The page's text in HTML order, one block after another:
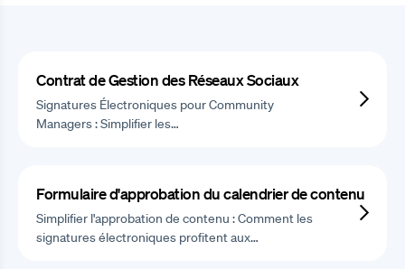
Contrat de Gestion des Réseaux Sociaux
Signatures Électroniques pour Community
Managers : Simplifier les…
Formulaire d'approbation du calendrier de contenu
Simplifier l'approbation de contenu : Comment les
signatures électroniques profitent aux…